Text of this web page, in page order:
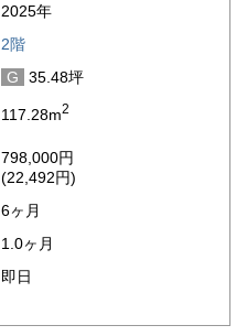
2025年
2階
G
35.48坪
117.28m2
798,000円
(22,492円)
6ヶ月
1.0ヶ月
即日